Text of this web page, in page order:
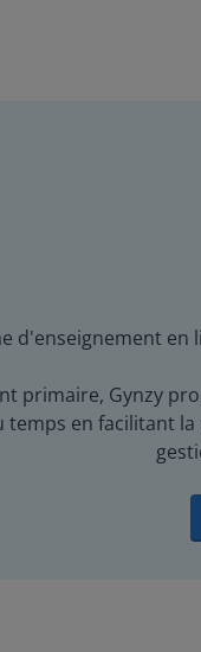
d'enseignement en
primaire, Gynzy
temps en facilitant